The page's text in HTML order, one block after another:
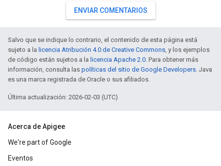
ENVIAR COMENTARIOS
Salvo que se indique lo contrario, el contenido de esta página está
sujeto a la licencia Atribución 4.0 de Creative Commons, y los ejemplos
de código están sujetos a la licencia Apache 2.0. Para obtener más
información, consulta las políticas del sitio de Google Developers. Java
es una marca registrada de Oracle o sus afiliados.
Última actualización: 2026-02-03 (UTC)
Acerca de Apigee
We're part of Google
Eventos